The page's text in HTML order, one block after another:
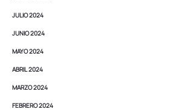
JULIO 2024
JUNIO 2024
MAYO 2024
ABRIL 2024
MARZO 2024
FEBRERO 2024